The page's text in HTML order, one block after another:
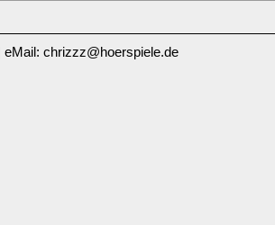
| eMail: chrizzz@hoerspiele.de